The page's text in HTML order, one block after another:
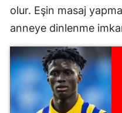
olur. Eşin masaj
anneye dinlenme